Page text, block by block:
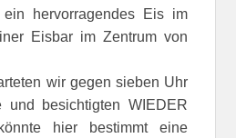
hervorragendes Eis im
Eisbar im Zentrum von
wir gegen sieben Uhr
und besichtigten WIEDER
hier bestimmt eine